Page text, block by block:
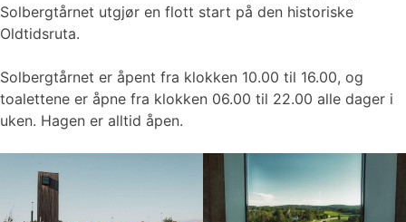
Solbergtårnet utgjør en flott start på den historiske
Oldtidsruta.
Solbergtårnet er åpent fra klokken 10.00 til 16.00, og
toalettene er åpne fra klokken 06.00 til 22.00 alle dager i
uken. Hagen er alltid åpen.